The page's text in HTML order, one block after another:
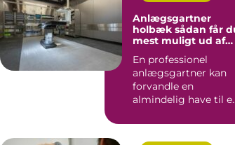
Anlægsgartner
holbæk sådan får du
mest muligt ud af
En professionel
anlægsgartner kan
forvandle en
almindelig have til
uderum, der både...